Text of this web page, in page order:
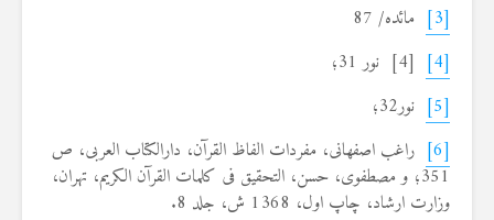
[3]
مائده/ 87
[4]
[4] نور 31؛
[5]
نور32؛
[6]
راغب اصفهانی، ‌مفردات الفاظ القرآن، دارالكتاب العربی، ص
351؛ و مصطفوی، حسن، التحقیق فی كلمات القرآن الكریم، تهران،
وزارت ارشاد، چاپ اول، 1368 ش، جلد 8.